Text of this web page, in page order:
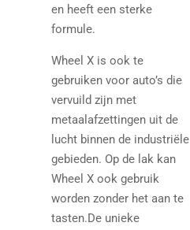
en heeft een sterke
formule.
Wheel X is ook te
gebruiken voor auto’s die
vervuild zijn met
metaalafzettingen uit de
lucht binnen de industriële
gebieden. Op de lak kan
Wheel X ook gebruik
worden zonder het aan te
tasten.De unieke